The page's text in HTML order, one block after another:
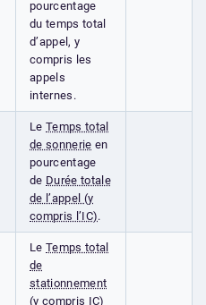
pourcentage
du temps total
d’appel, y
compris les
appels
internes.
Le Temps total
de sonnerie en
pourcentage
de Durée totale
de l’appel (y
compris l’IC).
Le Temps total
de
stationnement
(y compris IC)